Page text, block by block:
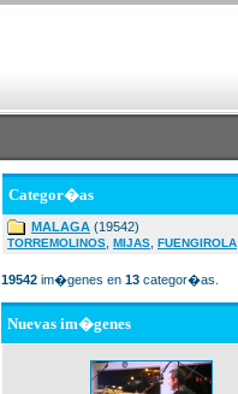
Categor�as
MALAGA (19542)
TORREMOLINOS MIJAS FUENGIROLA
19542 im�genes en 13 categor�as.
Nuevas im�genes